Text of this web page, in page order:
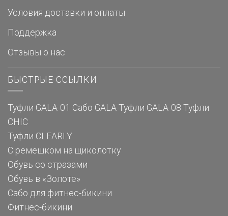
Условия доставки и оплаты
Поддержка
Отзывы о нас
БЫСТРЫЕ ССЫЛКИ
Туфли GALA-01 Сабо GALA Туфли GALA-08 Туфли
CHIC
Туфли CLEARLY
С ремешком на щиколотку
Обувь со стразами
Обувь в «Золоте»
Сабо для фитнес-бикини
Фитнес-бикини